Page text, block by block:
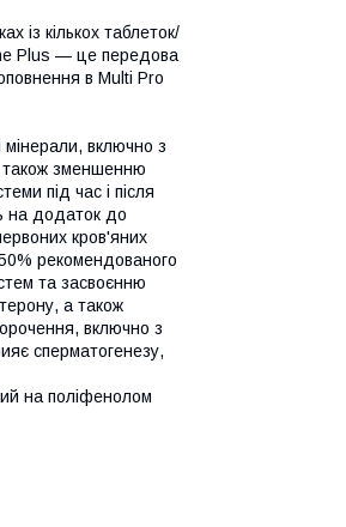
із кількох таблеток/
Plus — це передова
в Multi Pro
мінерали, включно з
також зменшенню
під час і після
на додаток до
кров'яних
рекомендованого
та засвоєнню
а також
включно з
сперматогенезу,
на поліфенолом